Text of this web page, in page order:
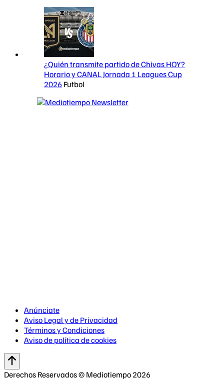
¿Quién transmite partido de Chivas HOY?
Horario y CANAL Jornada 1 Leagues Cup
2026 Futbol
Anúnciate
Aviso Legal y de Privacidad
Términos y Condiciones
Aviso de política de cookies
Derechos Reservados © Mediotiempo 2026